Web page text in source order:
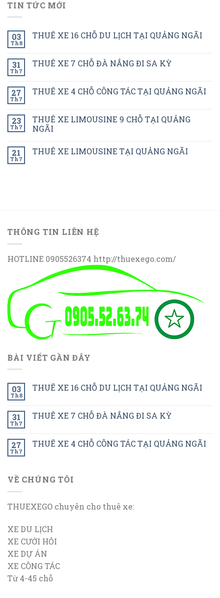
TIN TỨC MỚI
03
Th8
THUÊ XE 16 CHỖ DU LỊCH TẠI QUẢNG NGÃI
31
Th7
THUÊ XE 7 CHỖ ĐÀ NẮNG ĐI SA KỲ
27
Th7
THUÊ XE 4 CHỖ CÔNG TÁC TẠI QUẢNG NGÃI
23
Th7
THUÊ XE LIMOUSINE 9 CHỖ TẠI QUẢNG
NGÃI
21
Th7
THUÊ XE LIMOUSINE TẠI QUẢNG NGÃI
THÔNG TIN LIÊN HỆ
HOTLINE 0905526374 http://thuexego.com/
BÀI VIẾT GẦN ĐÂY
03
Th8
THUÊ XE 16 CHỖ DU LỊCH TẠI QUẢNG NGÃI
31
Th7
THUÊ XE 7 CHỖ ĐÀ NẮNG ĐI SA KỲ
27
Th7
THUÊ XE 4 CHỖ CÔNG TÁC TẠI QUẢNG NGÃI
VỀ CHÚNG TÔI
THUEXEGO chuyên cho thuê xe:
XE DU LỊCH
XE CƯỚI HỎI
XE DỰ ÁN
XE CÔNG TÁC
Từ 4-45 chỗ